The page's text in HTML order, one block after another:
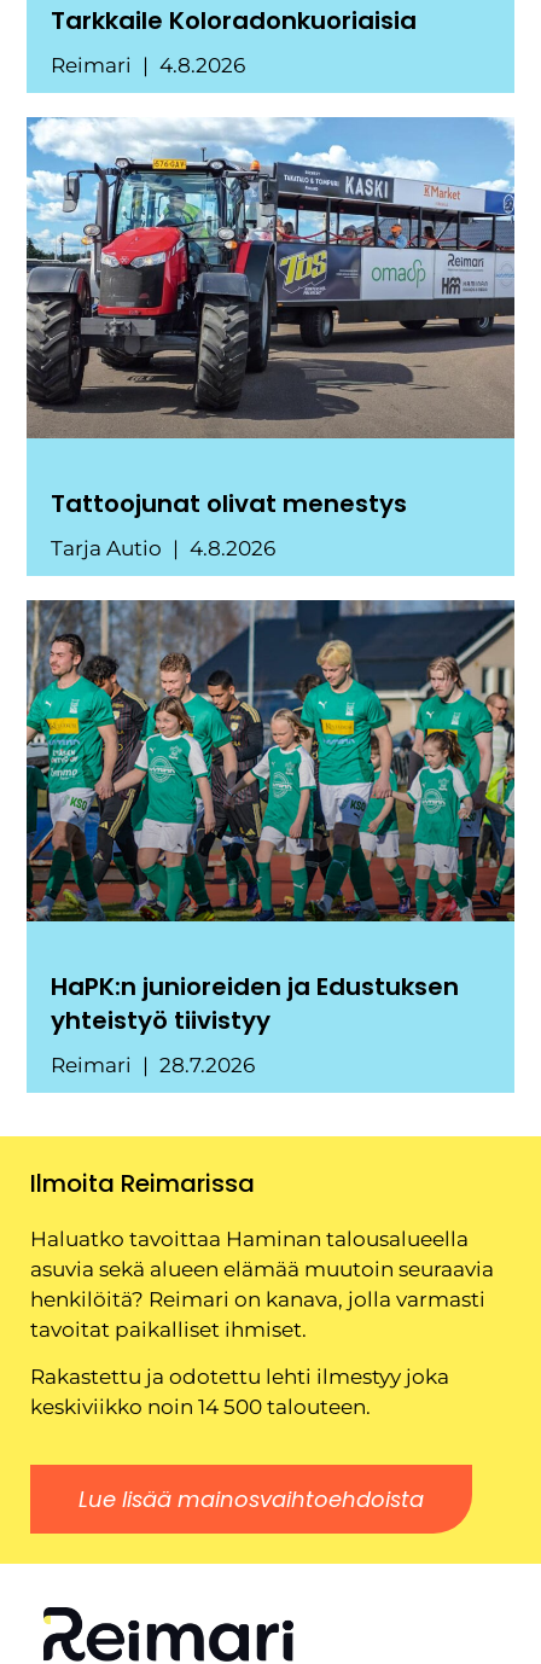
Tarkkaile Koloradonkuoriaisia
Reimari 4.8.2026
Tattoojunat olivat menestys
Tarja Autio 4.8.2026
HaPK:n junioreiden ja Edustuksen
yhteistyö tiivistyy
Reimari 28.7.2026
Ilmoita Reimarissa
Haluatko tavoittaa Haminan talousalueella
asuvia sekä alueen elämää muutoin seuraavia
henkilöitä? Reimari on kanava, jolla varmasti
tavoitat paikalliset ihmiset.
Rakastettu ja odotettu lehti ilmestyy joka
keskiviikko noin 14 500 talouteen.
Lue lisää mainosvaihtoehdoista